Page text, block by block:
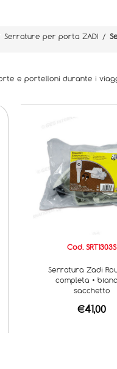
Serrature per porta ZADI /
e portelloni durante i
Cod. SRT1303S
Serratura Zadi
completa •
sacchetto
€41,00